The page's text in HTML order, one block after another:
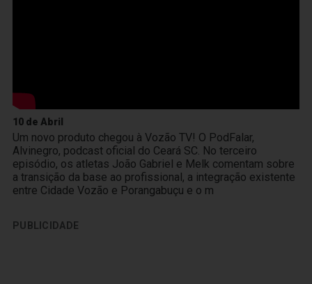
10 de Abril
Um novo produto chegou à Vozão TV! O PodFalar,
Alvinegro, podcast oficial do Ceará SC. No terceiro
episódio, os atletas João Gabriel e Melk comentam sobre
a transição da base ao profissional, a integração existente
entre Cidade Vozão e Porangabuçu e o m
PUBLICIDADE